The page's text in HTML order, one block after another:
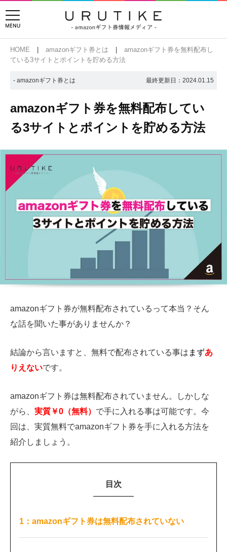
HOME amazonギフト券とは
amazonギフト券を無料配布し
ている3サイトとポイントを貯める方法
- amazonギフト券とは 最終更新日： 2024.01.15
amazonギフト券を無料配布してい
る3サイトとポイントを貯める方法
amazonギフト券が無料配布されているって本当？そん
な話を聞いた事がありませんか？
結論から言いますと、無料で配布されている事は まずあ
りえないです。
amazonギフト券は無料配布されていません。しかしな
がら、 実質￥0（無料） で手に入れる事は可能です。今
回は、実質無料でamazonギフト券を手に入れる方法を
紹介しましょう。
目次
1：amazonギフト券は無料配布されていない